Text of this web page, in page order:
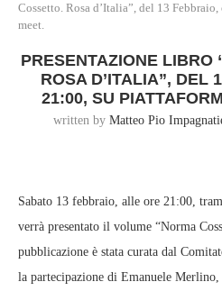
Cossetto. Rosa d’Italia”, del 13
meet.
PRESENTAZIONE LIBRO
ROSA D’ITALIA”, DEL
21:00, SU
written by Matteo Pio
Sabato 13 febbraio, alle ore 21:00,
verrà presentato il volume “Norma
pubblicazione è stata curata dal
la partecipazione di Emanuele